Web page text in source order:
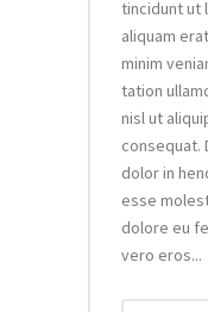
tincidunt ut
aliquam
minim
tation
nisl ut
consequat.
dolor in
esse
dolore eu
vero eros...